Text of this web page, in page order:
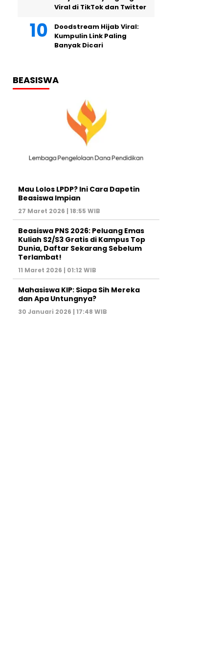
Viral di TikTok dan Twitter
Doodstream Hijab Viral:
Kumpulin Link Paling
Banyak Dicari
BEASISWA
Mau Lolos LPDP? Ini Cara Dapetin
Beasiswa Impian
27 Maret 2026 | 18:55 WIB
Beasiswa PNS 2026: Peluang Emas
Kuliah S2/S3 Gratis di Kampus Top
Dunia, Daftar Sekarang Sebelum
Terlambat!
11 Maret 2026 | 01:12 WIB
Mahasiswa KIP: Siapa Sih Mereka
dan Apa Untungnya?
30 Januari 2026 | 17:48 WIB